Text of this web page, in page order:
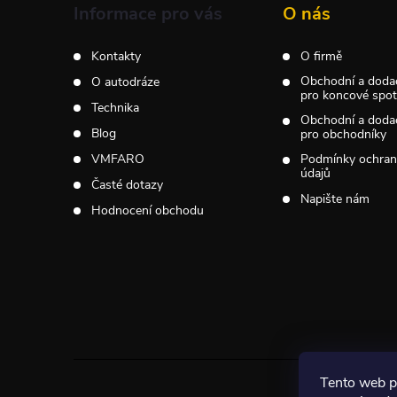
Tento web
Informace pro vás
Kontakty
O autodráze
Technika
Blog
VMFARO
Časté dotazy
Hodnocení obchodu
O nás
O firmě
Obchodní a
pro koncové
Obchodní a
pro obchodníky
Podmínky
údajů
Napište nám